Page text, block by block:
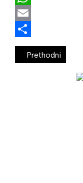
WhatsApp
Email
Share
Prethodni